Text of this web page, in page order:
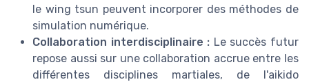
le wing tsun peuvent incorporer des méthodes de
simulation numérique.
Collaboration interdisciplinaire : Le succès futur
repose aussi sur une collaboration accrue entre les
différentes disciplines martiales, de l'aikido